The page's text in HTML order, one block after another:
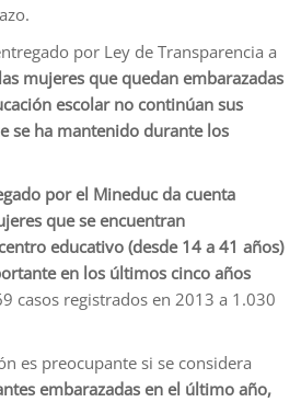
por Ley de Transparencia a
mujeres que quedan embarazadas
escolar no continúan sus
se ha mantenido durante los
por el Mineduc da cuenta
que se encuentran
educativo (desde 14 a 41 años)
en los últimos cinco años
casos registrados en 2013 a 1.030
es preocupante si se considera
embarazadas en el último año,